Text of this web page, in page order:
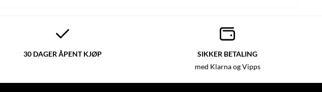
30 DAGER ÅPENT KJØP SIKKER BETALING
med Klarna og Vipps